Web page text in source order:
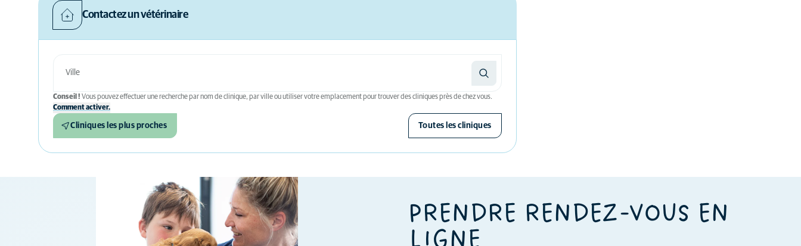
Contactez un vétérinaire
Conseil ! Vous pouvez effectuer une recherche par nom de clinique, par ville ou utiliser votre emplacement pour trouver des cliniques près de chez vous.
Comment activer.
Cliniques les plus proches Toutes les cliniques
PRENDRE RENDEZ-VOUS EN